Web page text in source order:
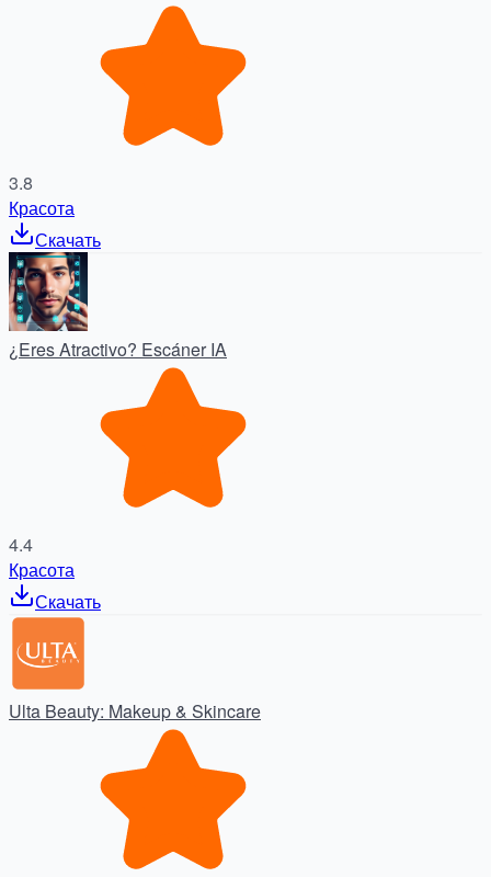
3.8
Красота
Скачать
¿Eres Atractivo? Escáner IA
4.4
Красота
Скачать
Ulta Beauty: Makeup & Skincare